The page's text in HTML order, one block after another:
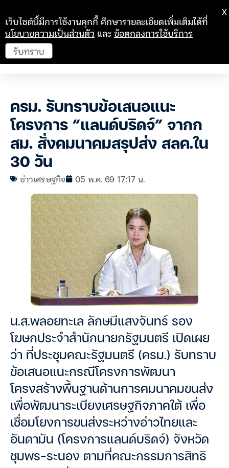
ครม. รับทราบข้อเสนอแนะ
โครงการ “แลนด์บริดจ์” จากก
สม. สั่งคมนาคมสรุปส่ง สลค.ใน
30 วัน
ข่าวเศรษฐกิจ 05 พ.ค. 69 17:17 น.
น.ส.พลอยทะเล ลักษมีแสงจันทร์ รอง
โฆษกประจำสำนักนายกรัฐมนตรี เปิดเผย
ว่า ที่ประชุมคณะรัฐมนตรี (ครม.) รับทราบ
ข้อเสนอแนะกรณีโครงการพัฒนา
โครงสร้างพื้นฐานด้านการคมนาคมขนส่ง
เพื่อพัฒนาระเบียงเศรษฐกิจภาคใต้ เพื่อ
เชื่อมโยงการขนส่งระหว่างอ่าวไทยและ
อันดามัน (โครงการแลนด์บริดจ์) จังหวัด
ชุมพร-ระนอง ตามที่คณะกรรมการสิทธิ
เว็บไซต์นี้มีการใช้งานคุกกี้ ศึกษารายละเอียดเพิ่มเติมได้ที่
นโยบายความเป็นส่วนตัว และข้อตกลงการใช้บริการ
รับทราบ
X